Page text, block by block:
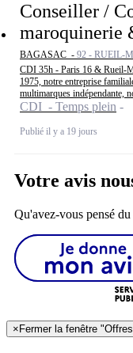
Conseiller /
maroquinerie
BAGASAC - 92 - RUEIL-
CDI 35h - Paris 16 & Rueil-
1975, notre entreprise
multimarques indépendante,
CDI - Temps plein
Publié il y a 19 jours
Votre avis
Qu'avez-vous pensé
× Fermer la fenêtre